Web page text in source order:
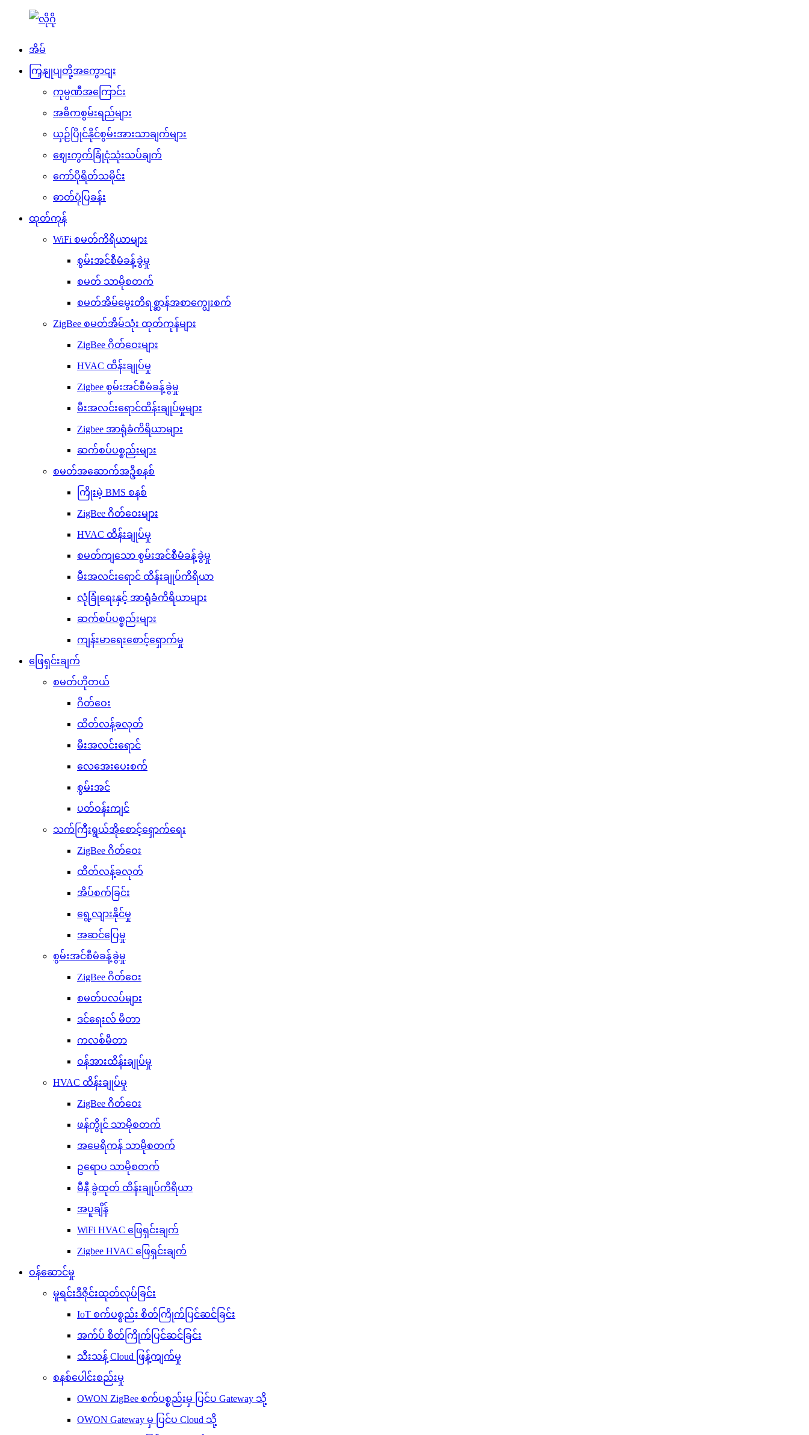
အိမ်
ကြှနျုပျတို့အကွောငျး
ကုမ္ပဏီအကြောင်း
အဓိကစွမ်းရည်များ
ယှဉ်ပြိုင်နိုင်စွမ်းအားသာချက်များ
ဈေးကွက်ခြုံငုံသုံးသပ်ချက်
ကော်ပိုရိတ်သမိုင်း
ဓာတ်ပုံပြခန်း
ထုတ်ကုန်
WiFi စမတ်ကိရိယာများ
စွမ်းအင်စီမံခန့်ခွဲမှု
စမတ် သာမိုစတက်
စမတ်အိမ်မွေးတိရစ္ဆာန်အစာကျွေးစက်
ZigBee စမတ်အိမ်သုံး ထုတ်ကုန်များ
ZigBee ဂိတ်ဝေးများ
HVAC ထိန်းချုပ်မှု
Zigbee စွမ်းအင်စီမံခန့်ခွဲမှု
မီးအလင်းရောင်ထိန်းချုပ်မှုများ
Zigbee အာရုံခံကိရိယာများ
ဆက်စပ်ပစ္စည်းများ
စမတ်အဆောက်အဦစနစ်
ကြိုးမဲ့ BMS စနစ်
ZigBee ဂိတ်ဝေးများ
HVAC ထိန်းချုပ်မှု
စမတ်ကျသော စွမ်းအင်စီမံခန့်ခွဲမှု
မီးအလင်းရောင် ထိန်းချုပ်ကိရိယာ
လုံခြုံရေးနှင့် အာရုံခံကိရိယာများ
ဆက်စပ်ပစ္စည်းများ
ကျန်းမာရေးစောင့်ရှောက်မှု
ဖြေရှင်းချက်
စမတ်ဟိုတယ်
ဂိတ်ဝေး
ထိတ်လန့်ခလုတ်
မီးအလင်းရောင်
လေအေးပေးစက်
စွမ်းအင်
ပတ်ဝန်းကျင်
သက်ကြီးရွယ်အိုစောင့်ရှောက်ရေး
ZigBee ဂိတ်ဝေး
ထိတ်လန့်ခလုတ်
အိပ်စက်ခြင်း
ရွေ့လျားနိုင်မှု
အဆင်ပြေမှု
စွမ်းအင်စီမံခန့်ခွဲမှု
ZigBee ဂိတ်ဝေး
စမတ်ပလပ်များ
ဒင်ရေးလ် မီတာ
ကလစ်မီတာ
ဝန်အားထိန်းချုပ်မှု
HVAC ထိန်းချုပ်မှု
ZigBee ဂိတ်ဝေး
ဖန်ကွိုင် သာမိုစတက်
အမေရိကန် သာမိုစတက်
ဥရောပ သာမိုစတက်
မီနီ ခွဲထုတ် ထိန်းချုပ်ကိရိယာ
အပူချိန်
WiFi HVAC ဖြေရှင်းချက်
Zigbee HVAC ဖြေရှင်းချက်
ဝန်ဆောင်မှု
မူရင်းဒီဇိုင်းထုတ်လုပ်ခြင်း
IoT စက်ပစ္စည်း စိတ်ကြိုက်ပြင်ဆင်ခြင်း
အက်ပ် စိတ်ကြိုက်ပြင်ဆင်ခြင်း
သီးသန့် Cloud ဖြန့်ကျက်မှု
စနစ်ပေါင်းစည်းမှု
OWON ZigBee စက်ပစ္စည်းမှ ပြင်ပ Gateway သို့
OWON Gateway မှ ပြင်ပ Cloud သို့